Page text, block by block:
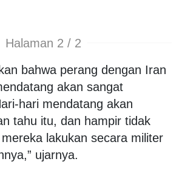
Halaman 2 / 2
bahwa perang dengan Iran
akan sangat
hari mendatang akan
tahu itu, dan hampir tidak
lakukan secara militer
ujarnya.